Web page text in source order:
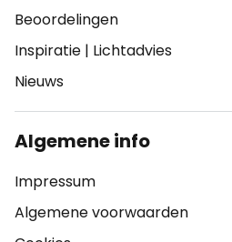
Beoordelingen
Inspiratie | Lichtadvies
Nieuws
Algemene info
Impressum
Algemene voorwaarden